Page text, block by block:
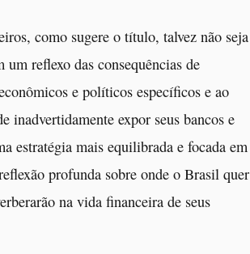
como sugere o título, talvez não seja
reflexo das consequências de
e políticos específicos e ao
inadvertidamente expor seus bancos e
estratégia mais equilibrada e focada em
profunda sobre onde o Brasil quer
na vida financeira de seus